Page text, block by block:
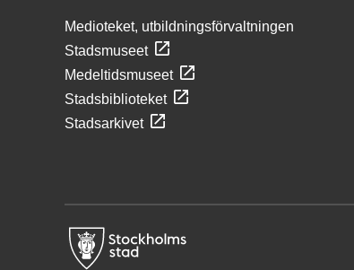
Medioteket, utbildningsförvaltningen
Stadsmuseet
Medeltidsmuseet
Stadsbiblioteket
Stadsarkivet